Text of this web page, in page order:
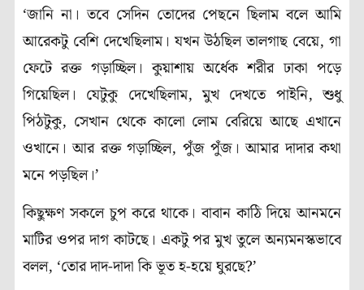
‘জানি না। তবে সেদিন তোদের পেছনে ছিলাম বলে আমি
আরেকটু বেশি দেখেছিলাম। যখন উঠছিল তালগাছ বেয়ে, গা
ফেটে রক্ত গড়াচ্ছিল। কুয়াশায়অর্ধেক শরীর ঢাকা পড়ে
গিয়েছিল। যেটুকু দেখেছিলাম, মুখ দেখতে পাইনি, শুধু
পিঠটুকু, সেখান থেকে কালো লোম বেরিয়ে আছে এখানে
ওখানে। আর রক্ত গড়াচ্ছিল, পুঁজ পুঁজ। আমার দাদার কথা
মনে পড়ছিল।’
কিছুক্ষণ সকলে চুপ করে থাকে। বাবান কাঠি দিয়ে আনমনে
মাটির ওপর দাগ কাটছে। একটু পর মুখ তুলে অন্যমনস্কভাবে
বলল, ‘তোর দাদ-দাদা কি ভূত হ-হয়ে ঘুরছে?’